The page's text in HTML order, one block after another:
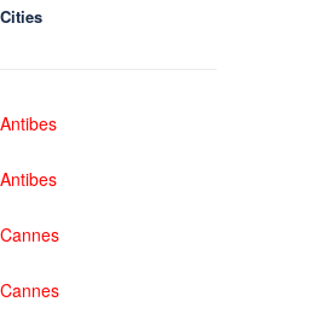
Cities
Antibes
Antibes
Cannes
Cannes